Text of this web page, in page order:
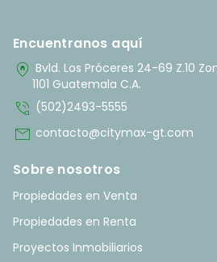
Encuentranos aquí
home_pin Bvld. Los Próceres 24-69 Z.10
1101 Guatemala C.A.
phone_in_talk (502)2493-5555
mail contacto@citymax-gt.com
Sobre nosotros
Propiedades en Venta
Propiedades en Renta
Proyectos Inmobiliarios